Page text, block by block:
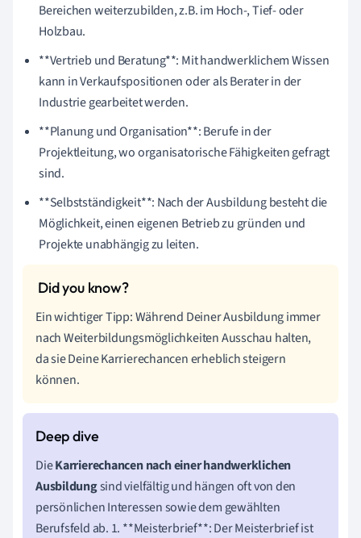
Bereichen weiterzubilden, z.B. im Hoch-, Tief- oder
Holzbau.
**Vertrieb und Beratung**: Mit handwerklichem Wissen
kann in Verkaufspositionen oder als Berater in der
Industrie gearbeitet werden.
**Planung und Organisation**: Berufe in der
Projektleitung, wo organisatorische Fähigkeiten gefragt
sind.
**Selbstständigkeit**: Nach der Ausbildung besteht die
Möglichkeit, einen eigenen Betrieb zu gründen und
Projekte unabhängig zu leiten.
Ein wichtiger Tipp: Während Deiner Ausbildung immer
nach Weiterbildungsmöglichkeiten Ausschau halten,
da sie Deine Karrierechancen erheblich steigern
können.
DieKarrierechancen nach einer handwerklichen
Ausbildungsind vielfältig und hängen oft von den
persönlichen Interessen sowie dem gewählten
Berufsfeld ab. 1. **Meisterbrief**: Der Meisterbrief ist